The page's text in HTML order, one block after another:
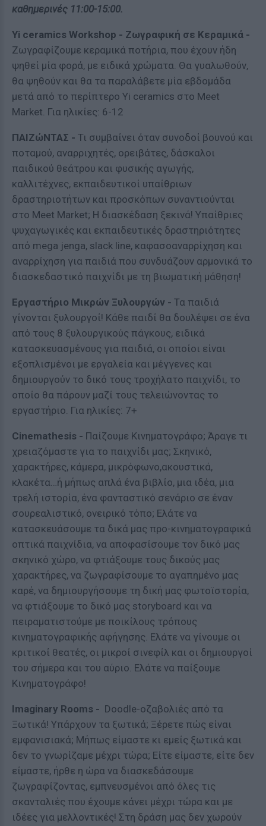
καθημερινές 11:00-15:00.
Yi ceramics Workshop - Zωγραφική σε Κεραμικά -
Ζωγραφίζουμε κεραμικά ποτήρια, που έχουν ήδη
ψηθεί μία φορά, με ειδικά χρώματα. Θα γυαλωθούν,
θα ψηθούν και θα τα παραλάβετε μία εβδομάδα
μετά από το περίπτερο Yi ceramics στο Meet
Market. Για ηλικίες: 6-12
ΠΑΙΖώΝΤΑΣ - Τι συμβαίνει όταν συνοδοί βουνού και
ποταμού, αναρριχητές, ορειβάτες, δάσκαλοι
παιδικού θεάτρου και φυσικής αγωγής,
καλλιτέχνες, εκπαιδευτικοί υπαίθριων
δραστηριοτήτων και προσκόπων συναντιούνται
στο Meet Market; Η διασκέδαση ξεκινά! Υπαίθριες
ψυχαγωγικές και εκπαιδευτικές δραστηριότητες
από mega jenga, slack line, καφασοαναρρίχηση και
αναρρίχηση για παιδιά που συνδυάζουν αρμονικά το
διασκεδαστικό παιχνίδι με τη βιωματική μάθηση!
Εργαστήριο Μικρών Ξυλουργών - Τα παιδιά
γίνονται ξυλουργοί! Κάθε παιδί θα δουλέψει σε ένα
από τους 8 ξυλουργικούς πάγκους, ειδικά
κατασκευασμένους για παιδιά, οι οποίοι είναι
εξοπλισμένοι με εργαλεία και μέγγενες και
δημιουργούν το δικό τους τροχήλατο παιχνίδι, το
οποίο θα πάρουν μαζί τους τελειώνοντας το
εργαστήριο. Για ηλικίες: 7+
Cinemathesis - Παίζουμε Κινηματογράφο; Άραγε τι
χρειαζόμαστε για το παιχνίδι μας; Σκηνικό,
χαρακτήρες, κάμερα, μικρόφωνο,ακουστικά,
κλακέτα…ή μήπως απλά ένα βιβλίο, μια ιδέα, μια
τρελή ιστορία, ένα φανταστικό σενάριο σε έναν
σουρεαλιστικό, ονειρικό τόπο; Ελάτε να
κατασκευάσουμε τα δικά μας προ-κινηματογραφικά
οπτικά παιχνίδια, να αποφασίσουμε τον δικό μας
σκηνικό χώρο, να φτιάξουμε τους δικούς μας
χαρακτήρες, να ζωγραφίσουμε το αγαπημένο μας
καρέ, να δημιουργήσουμε τη δική μας φωτοϊστορία,
να φτιάξουμε το δικό μας storyboard και να
πειραματιστούμε με ποικίλους τρόπους
κινηματογραφικής αφήγησης. Ελάτε να γίνουμε οι
κριτικοί θεατές, οι μικροί σινεφίλ και οι δημιουργοί
του σήμερα και του αύριο. Ελάτε να παίξουμε
Κινηματογράφο!
Imaginary Rooms - Doodle-οζαβολιές από τα
Ξωτικά! Υπάρχουν τα ξωτικά; Ξέρετε πώς είναι
εμφανισιακά; Μήπως είμαστε κι εμείς ξωτικά και
δεν το γνωρίζαμε μέχρι τώρα; Είτε είμαστε, είτε δεν
είμαστε, ήρθε η ώρα να διασκεδάσουμε
ζωγραφίζοντας, εμπνευσμένοι από όλες τις
σκανταλιές που έχουμε κάνει μέχρι τώρα και με
ιδέες για μελλοντικές! Στη δράση μας δεν χωρούν